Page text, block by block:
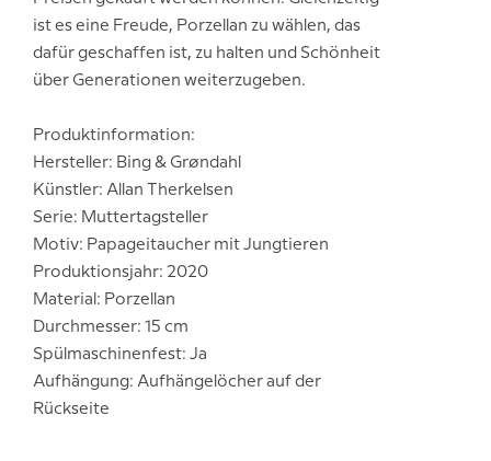
ist es eine Freude, Porzellan zu wählen, das
dafür geschaffen ist, zu halten und Schönheit
über Generationen weiterzugeben.
Produktinformation:
Hersteller: Bing & Grøndahl
Künstler: Allan Therkelsen
Serie: Muttertagsteller
Motiv: Papageitaucher mit Jungtieren
Produktionsjahr: 2020
Material: Porzellan
Durchmesser: 15 cm
Spülmaschinenfest: Ja
Aufhängung: Aufhängelöcher auf der
Rückseite